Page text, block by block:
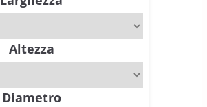
slick da battere
4 min read
Altezza
Diametro